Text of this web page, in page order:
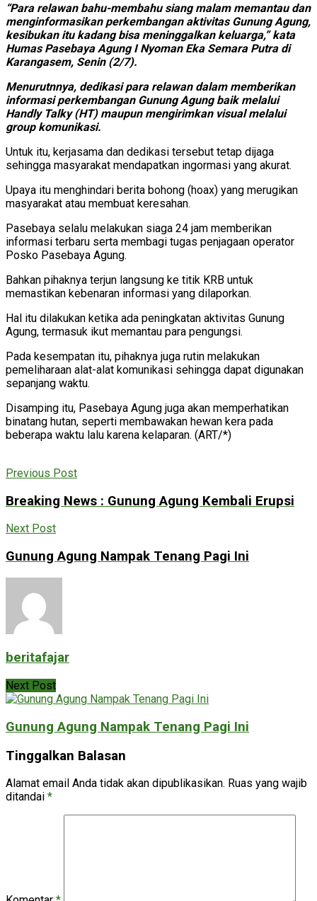
“Para relawan bahu-membahu siang malam memantau dan
menginformasikan perkembangan aktivitas Gunung Agung,
kesibukan itu kadang bisa meninggalkan keluarga,” kata
Humas Pasebaya Agung I Nyoman Eka Semara Putra di
Karangasem, Senin (2/7).
Menurutnnya, dedikasi para relawan dalam memberikan
informasi perkembangan Gunung Agung baik melalui
Handly Talky (HT) maupun mengirimkan visual melalui
group komunikasi.
Untuk itu, kerjasama dan dedikasi tersebut tetap dijaga
sehingga masyarakat mendapatkan ingormasi yang akurat.
Upaya itu menghindari berita bohong (hoax) yang merugikan
masyarakat atau membuat keresahan.
Pasebaya selalu melakukan siaga 24 jam memberikan
informasi terbaru serta membagi tugas penjagaan operator
Posko Pasebaya Agung.
Bahkan pihaknya terjun langsung ke titik KRB untuk
memastikan kebenaran informasi yang dilaporkan.
Hal itu dilakukan ketika ada peningkatan aktivitas Gunung
Agung, termasuk ikut memantau para pengungsi.
Pada kesempatan itu, pihaknya juga rutin melakukan
pemeliharaan alat-alat komunikasi sehingga dapat digunakan
sepanjang waktu.
Disamping itu, Pasebaya Agung juga akan memperhatikan
binatang hutan, seperti membawakan hewan kera pada
beberapa waktu lalu karena kelaparan. (ART/*)
Previous Post
Breaking News : Gunung Agung Kembali Erupsi
Next Post
Gunung Agung Nampak Tenang Pagi Ini
beritafajar
Next Post
Gunung Agung Nampak Tenang Pagi Ini
Tinggalkan Balasan
Alamat email Anda tidak akan dipublikasikan. Ruas yang wajib
ditandai *